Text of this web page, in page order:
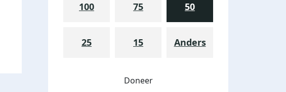
100 75 50
25 15 Anders
Doneer